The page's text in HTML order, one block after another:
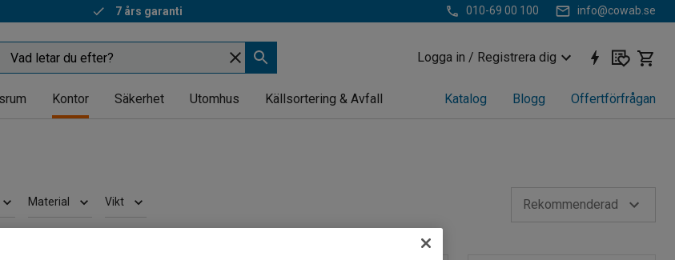
7 års garanti 010-69 00 100 info@cowab.se
Logga in / Registrera dig
Kontor Säkerhet Utomhus Källsortering & Avfall Katalog Blogg Offertförfrågan
Material Vikt Rekommenderad